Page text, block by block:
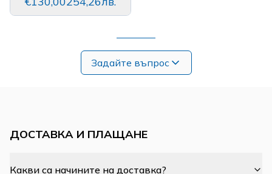
Задайте въпрос
ДОСТАВКА И ПЛАЩАНЕ
Какви са начините на доставка?